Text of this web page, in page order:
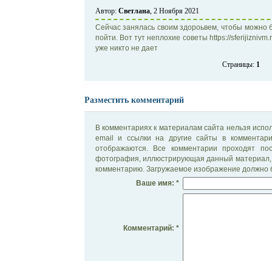
Автор: Светлана, 2 Ноября 2021
Сейчас занялась своим здороьвем, чтобы
пойти. Вот тут неплохие советы https://
уже никто не дает
Страницы: 1
Разместить комментарий
В комментариях к материалам сайта нельзя
email и ссылки на другие сайты в
отображаются. Все комментарии проходят
фотография, иллюстрирующая данный материал,
комментарию. Загружаемое изображение должно
Ваше имя: *
Комментарий: *